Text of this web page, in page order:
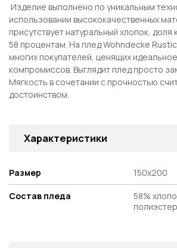
Изделие выполнено по уникальным
использовании высококачественных
присутствует натуральный хлопок, доля
58 процентам. На пледWohndecke Rustic
многих покупателей, ценящих
компромиссов. Выглядит плед просто
Мягкость в сочетании с прочностью
достоинством.
Характеристики
Размер 150х200
Состав пледа
58%
полиэстер